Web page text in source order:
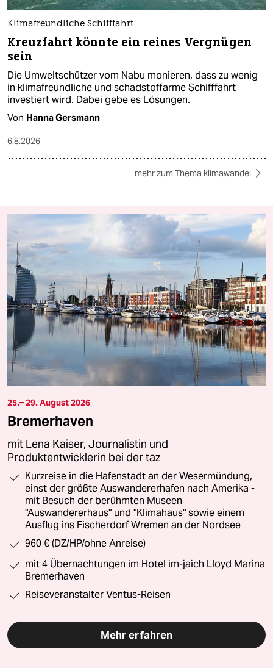
Klimafreundliche Schifffahrt
Kreuzfahrt könnte ein reines Vergnügen
sein
Die Umweltschützer vom Nabu monieren, dass zu wenig
in klimafreundliche und schadstoffarme Schifffahrt
investiert wird. Dabei gebe es Lösungen.
Von Hanna Gersmann
6.8.2026
mehr zum Thema klimawandel
25.– 29. August 2026
Bremerhaven
mit Lena Kaiser, Journalistin und
Produktentwicklerin bei der taz
Kurzreise in die Hafenstadt an der Wesermündung,
einst der größte Auswandererhafen nach Amerika -
mit Besuch der berühmten Museen
"Auswandererhaus" und "Klimahaus" sowie einem
Ausflug ins Fischerdorf Wremen an der Nordsee
960 € (DZ/HP/ohne Anreise)
mit 4 Übernachtungen im Hotel im-jaich Lloyd Marina
Bremerhaven
Reiseveranstalter Ventus-Reisen
Mehr erfahren